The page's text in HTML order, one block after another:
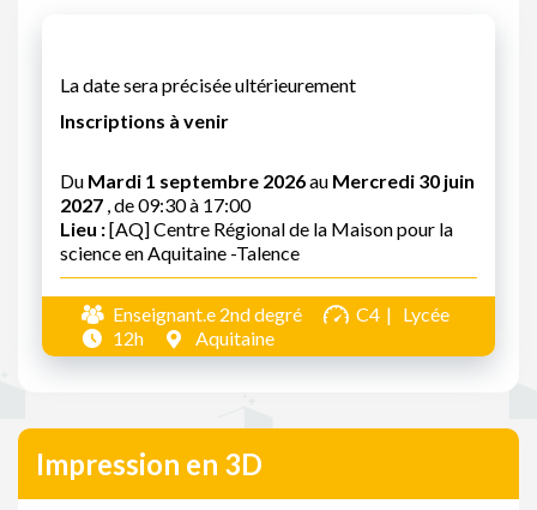
La date sera précisée ultérieurement
Inscriptions à venir
Du Mardi 1 septembre 2026au Mercredi 30 juin
2027 , de 09:30 à 17:00
Lieu :[AQ] Centre Régional de la Maison pour la
science en Aquitaine -Talence
Enseignant.e 2nd degré C4
Lycée
12h
Aquitaine
Impression en 3D